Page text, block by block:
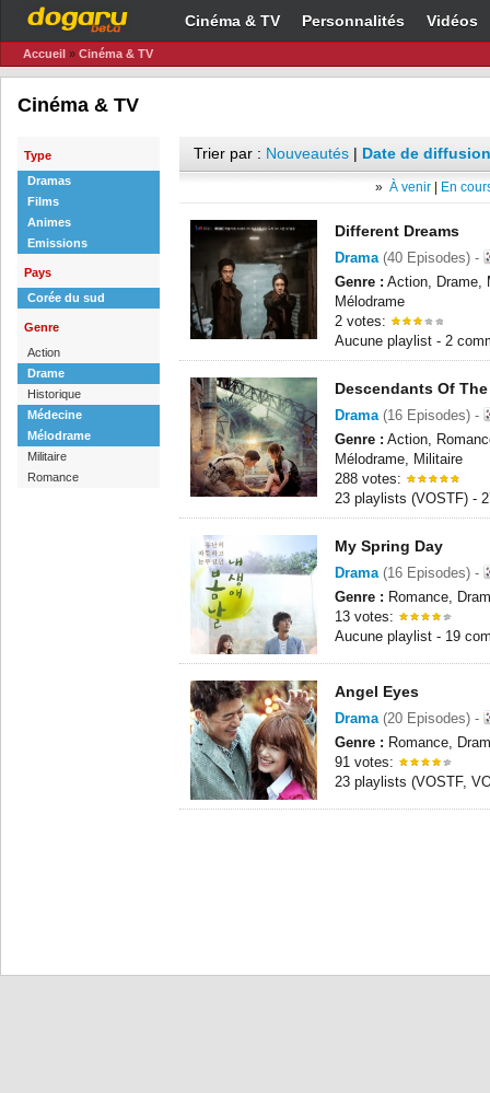
Cinéma & TV Personnalités Vidéos
Accueil » Cinéma & TV
Cinéma & TV
Type
Dramas
Films
Animes
Emissions
Pays
Corée du sud
Genre
Action
Drame
Historique
Médecine
Mélodrame
Militaire
Romance
Trier par : Nouveautés | Date de
» À venir En
Different Dreams
Drama(40 Episodes) -
Genre : Action, Drame,
Mélodrame
2 votes:
Aucune playlist - 2
Descendants Of
Drama(16 Episodes) -
Genre : Action,
Mélodrame, Militaire
288 votes:
23 playlists (VOSTF) -
My Spring Day
Drama(16 Episodes) -
Genre : Romance,
13 votes:
Aucune playlist - 19
Angel Eyes
Drama(20 Episodes) -
Genre : Romance,
91 votes:
23 playlists (VOSTF,